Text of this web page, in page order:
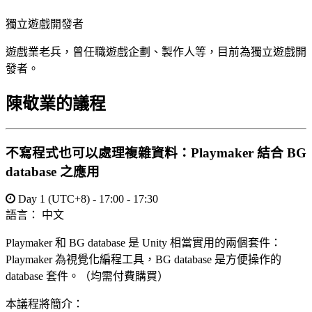
獨立遊戲開發者
遊戲業老兵，曾任職遊戲企劃、製作人等，目前為獨立遊戲開
發者。
陳敬業的議程
不寫程式也可以處理複雜資料：Playmaker 結合 BG
database 之應用
Day 1 (UTC+8) - 17:00 - 17:30
語言： 中文
Playmaker 和 BG database 是 Unity 相當實用的兩個套件：
Playmaker 為視覺化編程工具，BG database 是方便操作的
database 套件。（均需付費購買）
本議程將簡介：